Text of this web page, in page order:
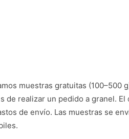
muestras gratuitas (100–500
de realizar un pedido a granel. El
de envío. Las muestras se